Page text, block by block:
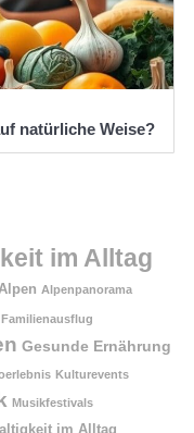
natürliche Weise?
im Alltag
Alpen Alpenpanorama
Familienausflug
Gesunde Ernährung
Kulturevents
Musikfestivals
im Alltag